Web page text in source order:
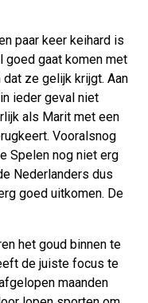
paar keer keihard is
gaat komen met
ze gelijk krijgt. Aan
ieder geval niet
als Marit met een
Vooralsnog
Spelen nog niet erg
Nederlanders dus
goed uitkomen. De
het goud binnen te
de juiste focus te
maanden